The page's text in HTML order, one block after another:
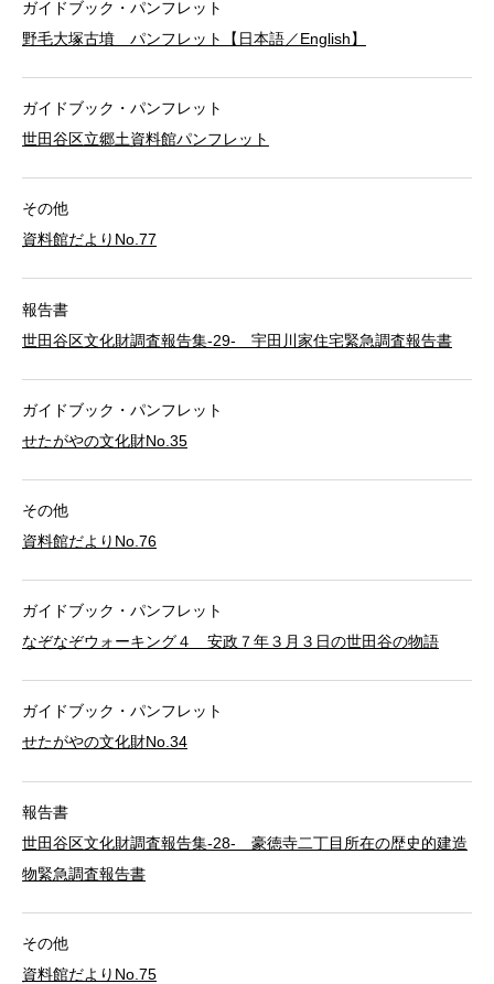
ガイドブック・パンフレット
野毛大塚古墳 パンフレット【日本語／English】
ガイドブック・パンフレット
世田谷区立郷土資料館パンフレット
その他
資料館だよりNo.77
報告書
世田谷区文化財調査報告集-29- 宇田川家住宅緊急調査報告書
ガイドブック・パンフレット
せたがやの文化財No.35
その他
資料館だよりNo.76
ガイドブック・パンフレット
なぞなぞウォーキング４ 安政７年３月３日の世田谷の物語
ガイドブック・パンフレット
せたがやの文化財No.34
報告書
世田谷区文化財調査報告集-28- 豪徳寺二丁目所在の歴史的建造
物緊急調査報告書
その他
資料館だよりNo.75